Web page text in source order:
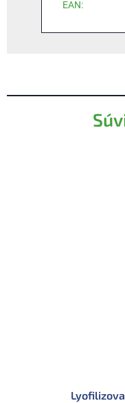
EAN: